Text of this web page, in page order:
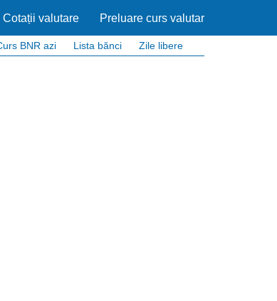
Cotații valutare Preluare curs valutar
BNR azi Lista bănci Zile libere